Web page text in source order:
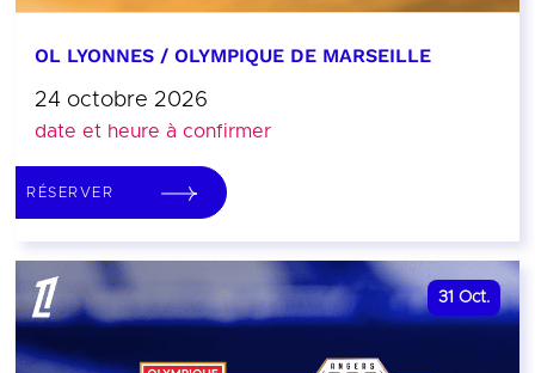
OL LYONNES / OLYMPIQUE DE MARSEILLE
24 octobre 2026
date et heure à confirmer
RÉSERVER
31 Oct.